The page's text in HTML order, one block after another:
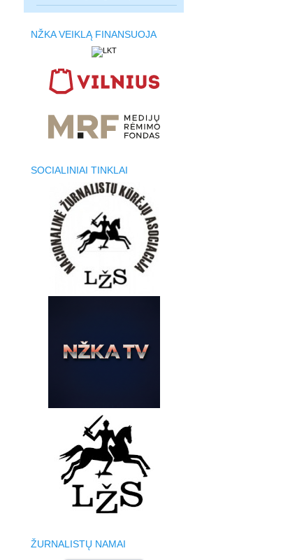
NŽKA VEIKLĄ FINANSUOJA
SOCIALINIAI TINKLAI
ŽURNALISTŲ NAMAI